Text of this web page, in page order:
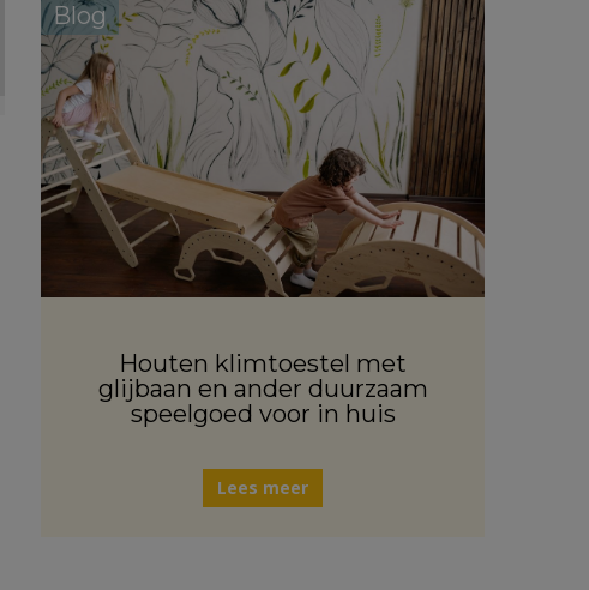
Blog
Houten klimtoestel met
glijbaan en ander duurzaam
speelgoed voor in huis
Lees meer